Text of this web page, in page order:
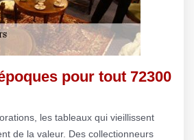
pour tout 72300
les tableaux qui vieillissent
de la valeur. Des collectionneurs